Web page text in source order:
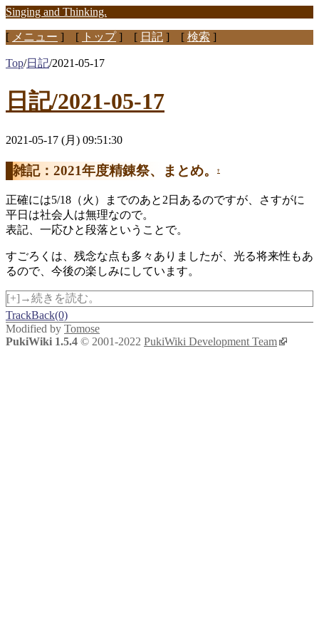
Singing and Thinking.
[ メニュー ] [ トップ] [ 日記 ] [ 検索 ]
Top/日記/2021-05-17
日記/2021-05-17
2021-05-17 (月) 09:51:30
雑記：2021年度精錬祭、まとめ。 †
正確には5/18（火）までのあと2日あるのですが、さすがに
平日は社会人は無理なので。
表記、一応ひと段落ということで。
すごろくは、残念な点も多々ありましたが、光る将来性もあ
るので、今後の楽しみにしています。
[+]→続きを読む。
TrackBack(0)
Modified by Tomose
PukiWiki 1.5.4 © 2001-2022 PukiWiki Development Team